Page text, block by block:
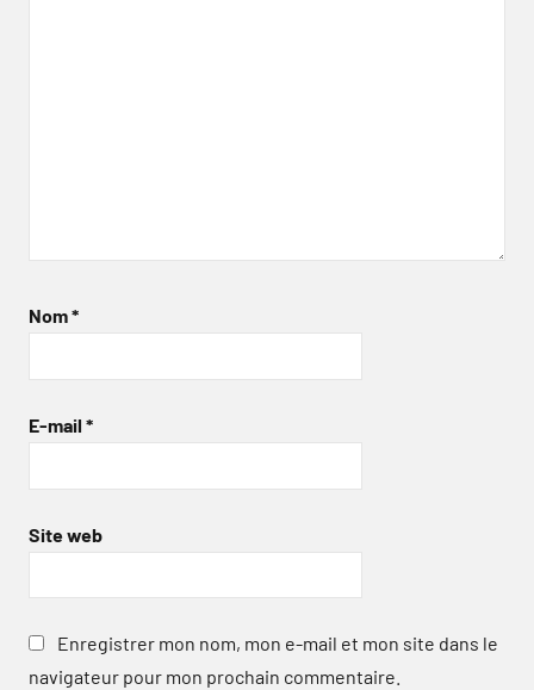
Nom*
E-mail *
Site web
Enregistrer mon nom, mon e-mail et mon site dans le
navigateur pour mon prochain commentaire.